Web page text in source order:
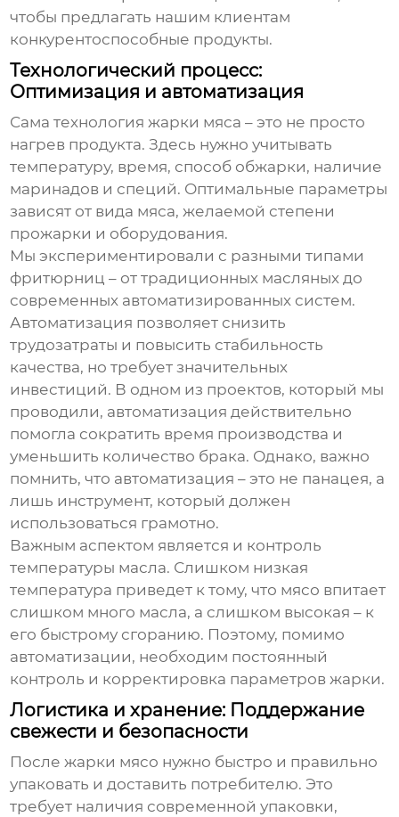
чтобы предлагать нашим клиентам
конкурентоспособные продукты.
Технологический процесс:
Оптимизация и автоматизация
Сама технология жарки мяса – это не просто
нагрев продукта. Здесь нужно учитывать
температуру, время, способ обжарки, наличие
маринадов и специй. Оптимальные параметры
зависят от вида мяса, желаемой степени
прожарки и оборудования.
Мы экспериментировали с разными типами
фритюрниц – от традиционных масляных до
современных автоматизированных систем.
Автоматизация позволяет снизить
трудозатраты и повысить стабильность
качества, но требует значительных
инвестиций. В одном из проектов, который мы
проводили, автоматизация действительно
помогла сократить время производства и
уменьшить количество брака. Однако, важно
помнить, что автоматизация – это не панацея, а
лишь инструмент, который должен
использоваться грамотно.
Важным аспектом является и контроль
температуры масла. Слишком низкая
температура приведет к тому, что мясо впитает
слишком много масла, а слишком высокая – к
его быстрому сгоранию. Поэтому, помимо
автоматизации, необходим постоянный
контроль и корректировка параметров жарки.
Логистика и хранение: Поддержание
свежести и безопасности
После жарки мясо нужно быстро и правильно
упаковать и доставить потребителю. Это
требует наличия современной упаковки,